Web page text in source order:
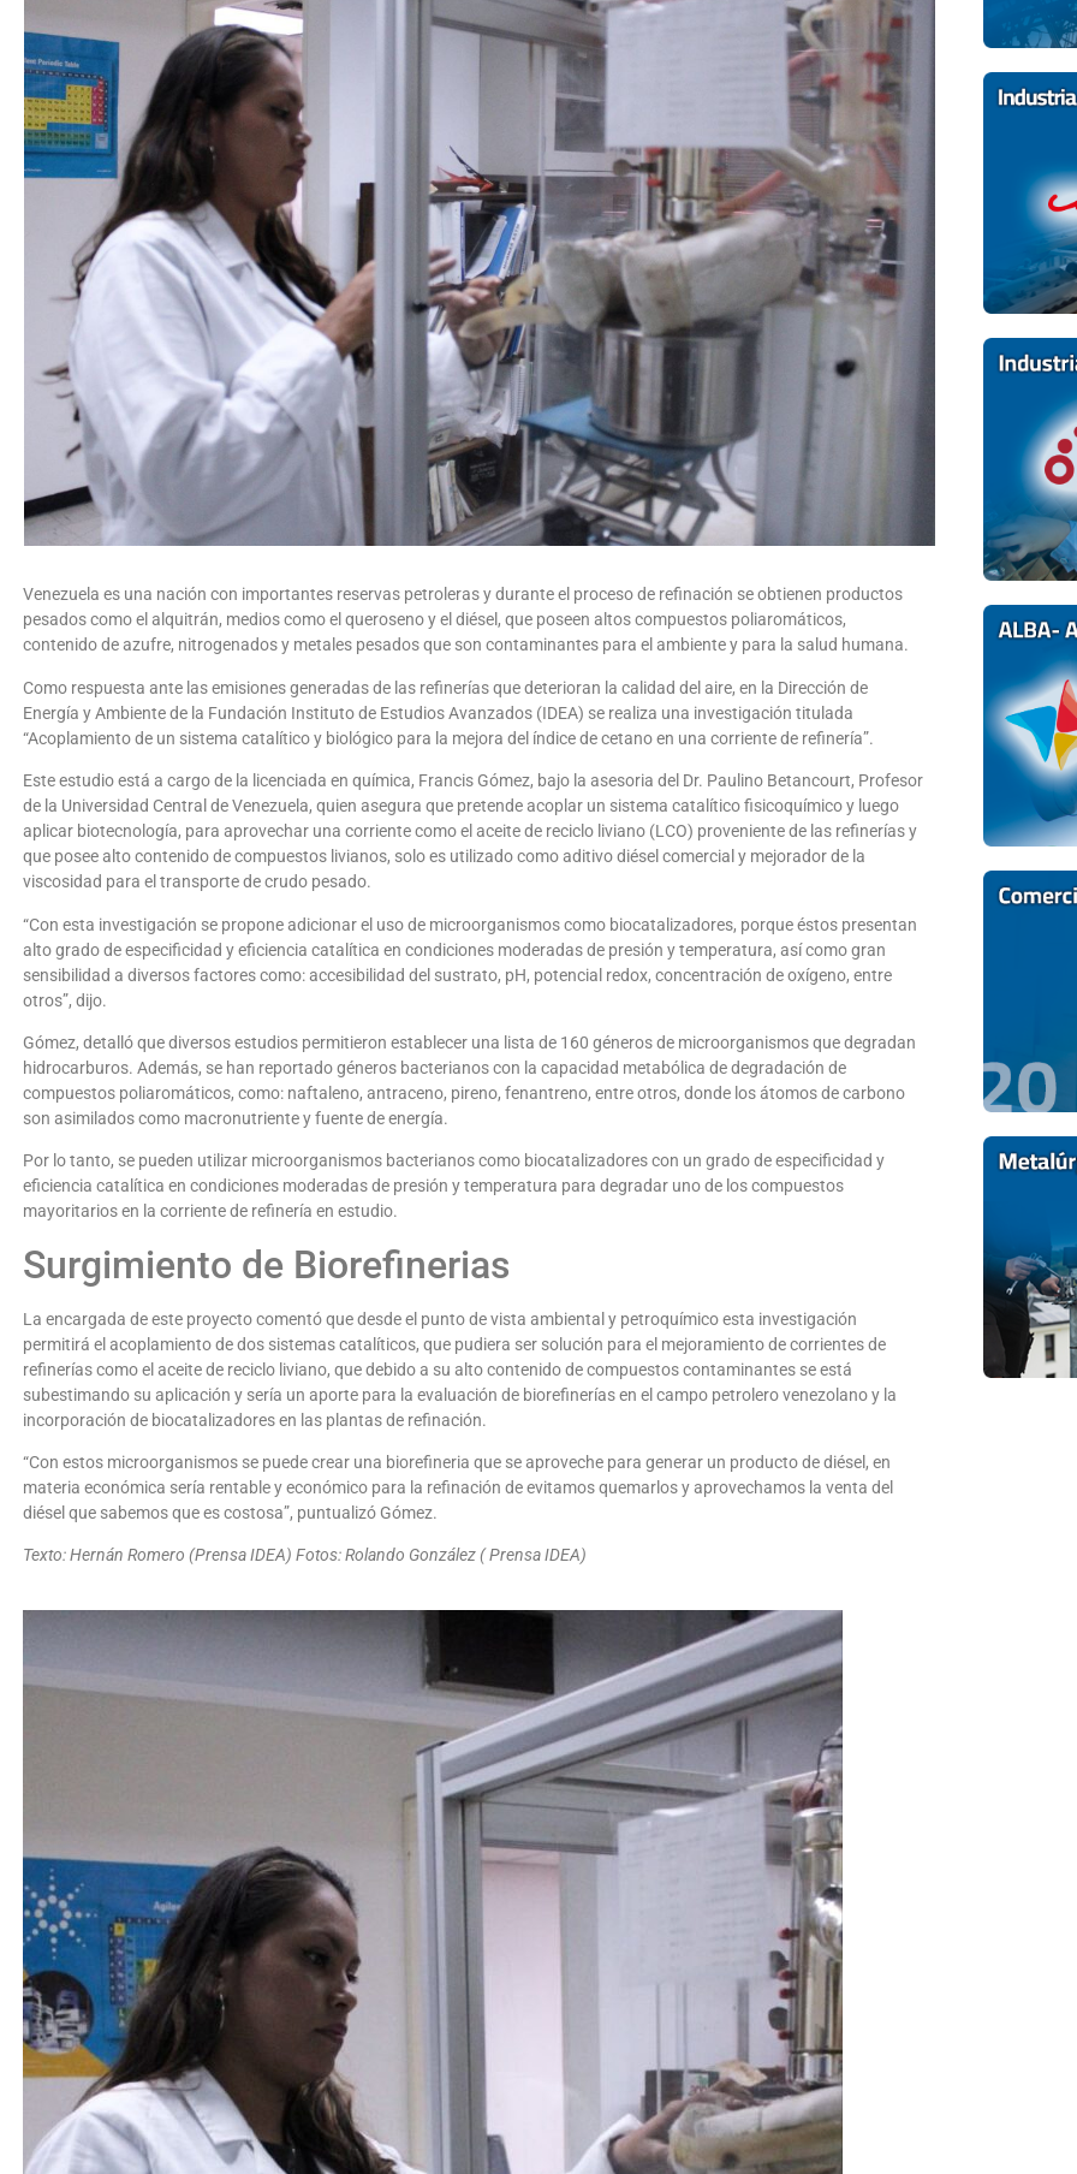
Venezuela es una nación con importantes reservas petroleras y durante el proceso de refinación se obtienen productos
pesados como el alquitrán, medios como el queroseno y el diésel, que poseen altos compuestos poliaromáticos,
contenido de azufre, nitrogenados y metales pesados que son contaminantes para el ambiente y para la salud humana.
Como respuesta ante las emisiones generadas de las refinerías que deterioran la calidad del aire, en la Dirección de
Energía y Ambiente de la Fundación Instituto de Estudios Avanzados (IDEA) se realiza una investigación titulada
“Acoplamiento de un sistema catalítico y biológico para la mejora del índice de cetano en una corriente de refinería”.
Este estudio está a cargo de la licenciada en química, Francis Gómez, bajo la asesoria del Dr. Paulino Betancourt, Profesor
de la Universidad Central de Venezuela, quien asegura que pretende acoplar un sistema catalítico fisicoquímico y luego
aplicar biotecnología, para aprovechar una corriente como el aceite de reciclo liviano (LCO) proveniente de las refinerías y
que posee alto contenido de compuestos livianos, solo es utilizado como aditivo diésel comercial y mejorador de la
viscosidad para el transporte de crudo pesado.
“Con esta investigación se propone adicionar el uso de microorganismos como biocatalizadores, porque éstos presentan
alto grado de especificidad y eficiencia catalítica en condiciones moderadas de presión y temperatura, así como gran
sensibilidad a diversos factores como: accesibilidad del sustrato, pH, potencial redox, concentración de oxígeno, entre
otros”, dijo.
Gómez, detalló que diversos estudios permitieron establecer una lista de 160 géneros de microorganismos que degradan
hidrocarburos. Además, se han reportado géneros bacterianos con la capacidad metabólica de degradación de
compuestos poliaromáticos, como: naftaleno, antraceno, pireno, fenantreno, entre otros, donde los átomos de carbono
son asimilados como macronutriente y fuente de energía.
Por lo tanto, se pueden utilizar microorganismos bacterianos como biocatalizadores con un grado de especificidad y
eficiencia catalítica en condiciones moderadas de presión y temperatura para degradar uno de los compuestos
mayoritarios en la corriente de refinería en estudio.
Surgimiento de Biorefinerias
La encargada de este proyecto comentó que desde el punto de vista ambiental y petroquímico esta investigación
permitirá el acoplamiento de dos sistemas catalíticos, que pudiera ser solución para el mejoramiento de corrientes de
refinerías como el aceite de reciclo liviano, que debido a su alto contenido de compuestos contaminantes se está
subestimando su aplicación y sería un aporte para la evaluación de biorefinerías en el campo petrolero venezolano y la
incorporación de biocatalizadores en las plantas de refinación.
“Con estos microorganismos se puede crear una biorefineria que se aproveche para generar un producto de diésel, en
materia económica sería rentable y económico para la refinación de evitamos quemarlos y aprovechamos la venta del
diésel que sabemos que es costosa”, puntualizó Gómez.
Texto: Hernán Romero (Prensa IDEA) Fotos: Rolando González ( Prensa IDEA)